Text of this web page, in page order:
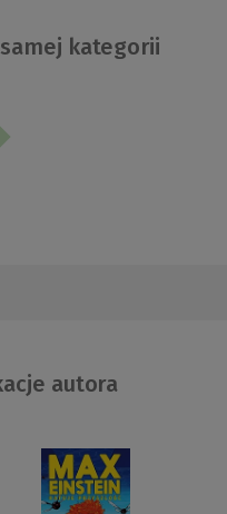
kategorii
autora